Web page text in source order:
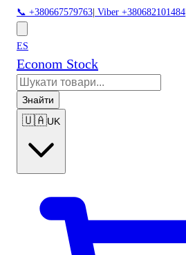
📞 +380667579763 Viber +380682101484
ES
Econom Stock
Знайти
🇺🇦UK